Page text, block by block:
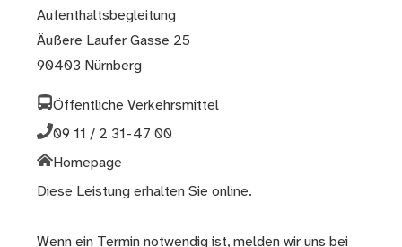
Aufenthaltsbegleitung
Äußere Laufer Gasse 25
90403 Nürnberg
Öffentliche Verkehrsmittel
09 11 / 2 31-47 00
Homepage
Diese Leistung erhalten Sie online.
Wenn ein Termin notwendig ist, melden wir uns bei